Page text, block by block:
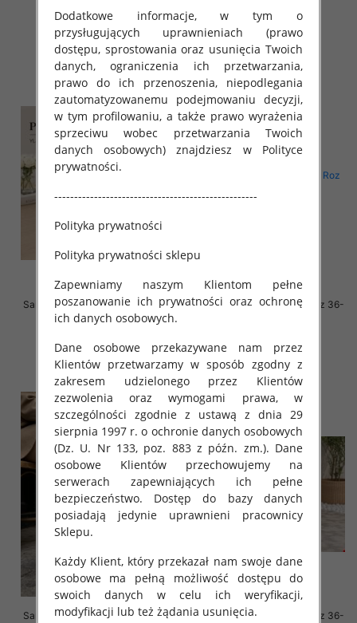
58.00 zł
szczegóły
58.00 zł
szczegóły
Sandały płaskie damskie Roz 36-
41 / 8 par
58.00 zł
szczegóły
Sandały płaskie damskie Roz 36-
56.00 zł
szczegóły
Sandały płaskie damskie Roz 36-
Sandały płaskie damskie Roz 36-
Dodatkowe informacje, w tym o
przysługujących uprawnieniach (prawo
dostępu, sprostowania oraz usunięcia Twoich
danych, ograniczenia ich przetwarzania,
prawo do ich przenoszenia, niepodlegania
zautomatyzowanemu podejmowaniu decyzji,
w tym profilowaniu, a także prawo wyrażenia
sprzeciwu wobec przetwarzania Twoich
danych osobowych) znajdziesz w Polityce
prywatności.
---------------------------------------------------
Polityka prywatności
Polityka prywatności sklepu
Zapewniamy naszym Klientom pełne
poszanowanie ich prywatności oraz ochronę
ich danych osobowych.
Dane osobowe przekazywane nam przez
Klientów przetwarzamy w sposób zgodny z
zakresem udzielonego przez Klientów
zezwolenia oraz wymogami prawa, w
szczególności zgodnie z ustawą z dnia 29
sierpnia 1997 r. o ochronie danych osobowych
(Dz. U. Nr 133, poz. 883 z późn. zm.). Dane
osobowe Klientów przechowujemy na
serwerach zapewniających ich pełne
bezpieczeństwo. Dostęp do bazy danych
posiadają jedynie uprawnieni pracownicy
Sklepu.
Każdy Klient, który przekazał nam swoje dane
osobowe ma pełną możliwość dostępu do
swoich danych w celu ich weryfikacji,
modyfikacji lub też żądania usunięcia.